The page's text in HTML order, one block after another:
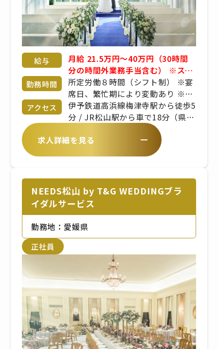
給与
月給 21.5万円～40万円（30時間
分の時間外業務手当含む） ※スキ
ルや経験を考慮し、決定します。
年収例：420万（入社3年） ＊経
験・年齢などを考慮した上で当社
規定により決定致します。
勤務時間
所定労働８時間（シフト制） ※宴
席日、繁忙期により変動あり ※出
勤時間、勤務時間は、拠点により
異なります
アクセス
伊予鉄道高浜線梅津寺駅から徒歩5
分 / JR松山駅から車で18分（県道
19号線沿い／松山港線）
求人詳細を見る
NEEDS松山 by T&G WEDDINGブラ
イダルサービス
勤務地：愛媛県
正社員